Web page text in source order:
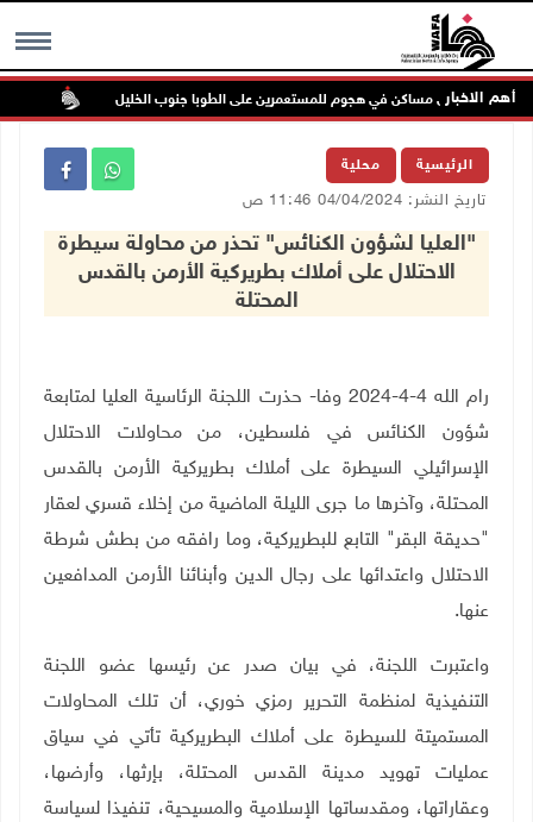
MENU أهم الاخبار
وإحراق مساكن في هجوم للمستعمرين على الطوبا جنوب الخليل
الرئيسية محلية
تاريخ النشر: 04/04/2024 11:46 ص
"العليا لشؤون الكنائس" تحذر من محاولة سيطرة
الاحتلال على أملاك بطريركية الأرمن بالقدس
المحتلة
رام الله 4-4-2024 وفا- حذرت اللجنة الرئاسية العليا لمتابعة
شؤون الكنائس في فلسطين، من محاولات الاحتلال
الإسرائيلي السيطرة على أملاك بطريركية الأرمن بالقدس
المحتلة، وآخرها ما جرى الليلة الماضية من إخلاء قسري لعقار
"حديقة البقر" التابع للبطريركية، وما رافقه من بطش شرطة
الاحتلال واعتدائها على رجال الدين وأبنائنا الأرمن المدافعين
عنها.
واعتبرت اللجنة، في بيان صدر عن رئيسها عضو اللجنة
التنفيذية لمنظمة التحرير رمزي خوري، أن تلك المحاولات
المستميتة للسيطرة على أملاك البطريركية تأتي في سياق
عمليات تهويد مدينة القدس المحتلة، بإرثها، وأرضها،
وعقاراتها، ومقدساتها الإسلامية والمسيحية، تنفيذا لسياسة